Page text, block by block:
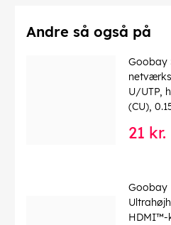
Kabeltype: Rundkabel
Materiale kabelkappe : PVC
Inder leder materiale: CCA
Tilslutning, afskærmning: nej
Andre så også på
Goobay
U/UTP,
(CU),
21 kr.
Goobay
HDMI™-